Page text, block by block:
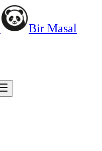
Bir Masal